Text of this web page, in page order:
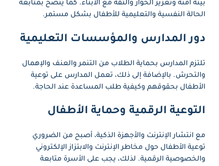
بيئة آمنة وتعزيز الحوار والثقة مع الأبناء. كما يُنصح بمتابعة
الحالة النفسية والتعليمية للأطفال بشكل مستمر.
دور المدارس والمؤسسات التعليمية
تلتزم المدارس بحماية الطلاب من التنمر والعنف والإهمال
والتحرش. بالإضافة إلى ذلك، تعمل المدارس على توعية
الأطفال بحقوقهم وكيفية طلب المساعدة عند الحاجة.
التوعية الرقمية وحماية الأطفال
مع انتشار الإنترنت والأجهزة الذكية، أصبح من الضروري
توعية الأطفال حول مخاطر الإنترنت والابتزاز الإلكتروني
والخصوصية الرقمية. لذلك، يجب على الأسرة متابعة